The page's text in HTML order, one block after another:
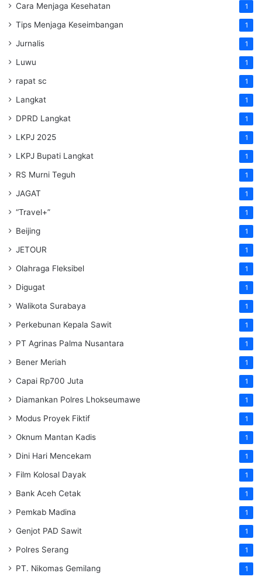
Cara Menjaga Kesehatan 1
Tips Menjaga Keseimbangan 1
Jurnalis 1
Luwu 1
rapat sc 1
Langkat 1
DPRD Langkat 1
LKPJ 2025 1
LKPJ Bupati Langkat 1
RS Murni Teguh 1
JAGAT 1
“Travel+” 1
Beijing 1
JETOUR 1
Olahraga Fleksibel 1
Digugat 1
Walikota Surabaya 1
Perkebunan Kepala Sawit 1
PT Agrinas Palma Nusantara 1
Bener Meriah 1
Capai Rp700 Juta 1
Diamankan Polres Lhokseumawe 1
Modus Proyek Fiktif 1
Oknum Mantan Kadis 1
Dini Hari Mencekam 1
Film Kolosal Dayak 1
Bank Aceh Cetak 1
Pemkab Madina 1
Genjot PAD Sawit 1
Polres Serang 1
PT. Nikomas Gemilang 1